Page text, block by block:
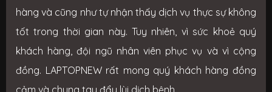
hàng và cũng như tự nhận thấy dịch vụ thực sự không
tốt trong thời gian này. Tuy nhiên, vì sức khoẻ quý
khách hàng, đội ngũ nhân viên phục vụ và vì cộng
đồng. LAPTOPNEW rất mong quý khách hàng đồng
cảm và chung tay đẩy lùi dịch bệnh.